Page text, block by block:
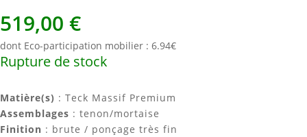
519,00 €
dont Eco-participation mobilier : 6.94€
Rupture de stock
Matière(s) : Teck Massif Premium
Assemblages : tenon/mortaise
Finition : brute / ponçage très fin